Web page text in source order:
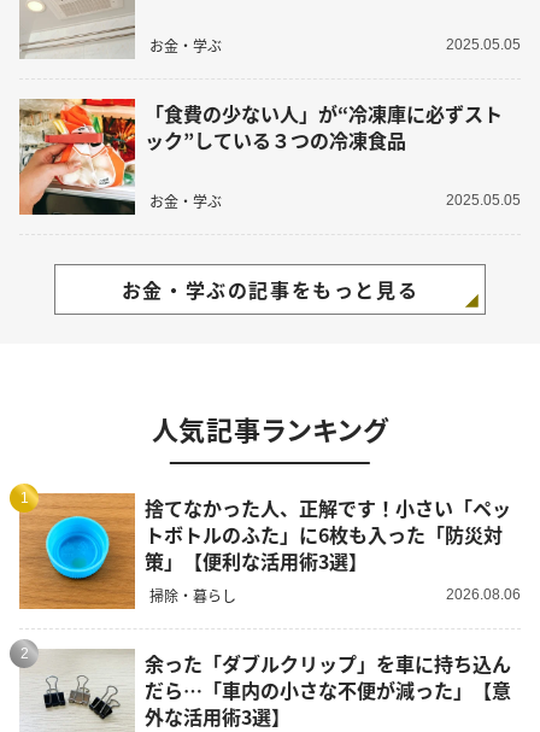
お金・学ぶ 2025.05.05
「食費の少ない人」が“冷凍庫に必ずスト
ック”している３つの冷凍食品
お金・学ぶ 2025.05.05
お金・学ぶの記事をもっと見る
人気記事ランキング
1
捨てなかった人、正解です！小さい「ペッ
トボトルのふた」に6枚も入った「防災対
策」【便利な活用術3選】
掃除・暮らし 2026.08.06
2
余った「ダブルクリップ」を車に持ち込ん
だら…「車内の小さな不便が減った」【意
外な活用術3選】